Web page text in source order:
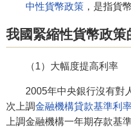
中性貨幣政策 ，是指貨
我國緊縮性貨幣政策
（1）大幅度提高利率
2005年中央銀行沒有對人
次上調金融機構貸款基準利
上調金融機構一年期存款基